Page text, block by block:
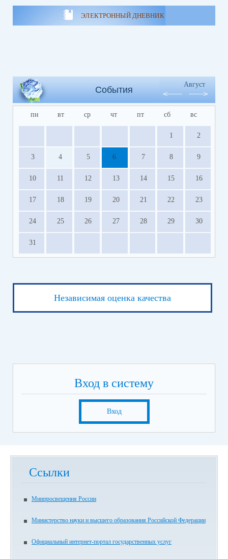
ЭЛЕКТРОННЫЙ ДНЕВНИК
События
Август
пн вт ср чт пт сб вс
1 2
3 4 5 6 7 8 9
10 11 12 13 14 15 16
17 18 19 20 21 22 23
24 25 26 27 28 29 30
31
Независимая оценка качества
Вход в систему
Вход
Ссылки
Минпросвещения России
Министерство науки и высшего образования Российской Федерации
Официальный интернет-портал государственных услуг